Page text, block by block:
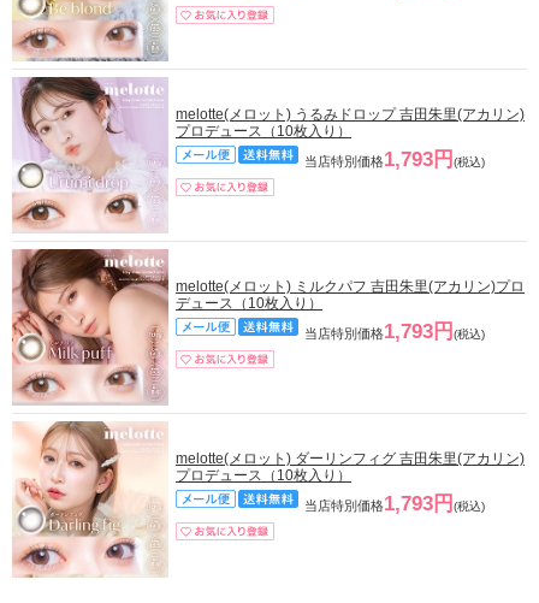
melotte(メロット) うるみドロップ 吉田朱里(アカリン)
プロデュース（10枚入り）
当店特別価格1,793円 (税込)
melotte(メロット) ミルクパフ 吉田朱里(アカリン)プロ
デュース（10枚入り）
当店特別価格1,793円 (税込)
melotte(メロット) ダーリンフィグ 吉田朱里(アカリン)
プロデュース（10枚入り）
当店特別価格1,793円 (税込)